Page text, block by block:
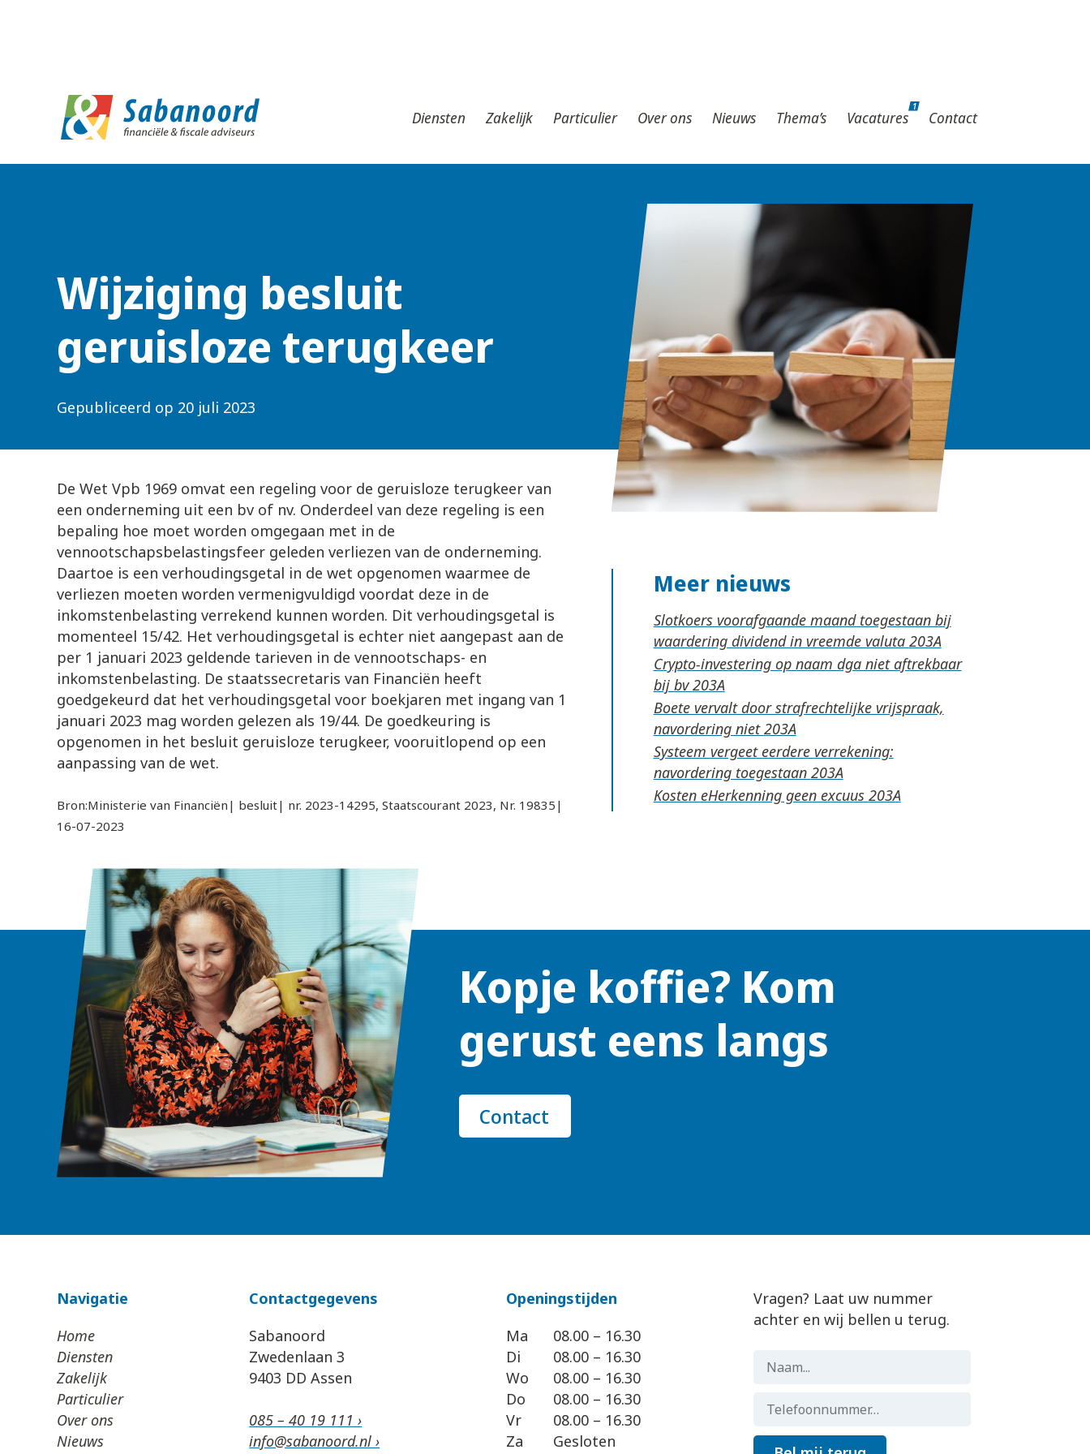
Diensten Zakelijk Particulier Over ons Nieuws Thema’s Vacatures
1
Contact
Wijziging besluit
geruisloze terugkeer
Gepubliceerd op 20 juli 2023
De Wet Vpb 1969 omvat een regeling voor de geruisloze terugkeer van
een onderneming uit een bv of nv. Onderdeel van deze regeling is een
bepaling hoe moet worden omgegaan met in de
vennootschapsbelastingsfeer geleden verliezen van de onderneming.
Daartoe is een verhoudingsgetal in de wet opgenomen waarmee de
verliezen moeten worden vermenigvuldigd voordat deze in de
inkomstenbelasting verrekend kunnen worden. Dit verhoudingsgetal is
momenteel 15/42. Het verhoudingsgetal is echter niet aangepast aan de
per 1 januari 2023 geldende tarieven in de vennootschaps- en
inkomstenbelasting. De staatssecretaris van Financiën heeft
goedgekeurd dat het verhoudingsgetal voor boekjaren met ingang van 1
januari 2023 mag worden gelezen als 19/44. De goedkeuring is
opgenomen in het besluit geruisloze terugkeer, vooruitlopend op een
aanpassing van de wet.
Bron:Ministerie van Financiën| besluit| nr. 2023-14295, Staatscourant 2023, Nr. 19835|
16-07-2023
Meer nieuws
Slotkoers voorafgaande maand toegestaan bij
waardering dividend in vreemde valuta
Crypto-investering op naam dga niet aftrekbaar
bij bv
Boete vervalt door strafrechtelijke vrijspraak,
navordering niet
Systeem vergeet eerdere verrekening:
navordering toegestaan
Kosten eHerkenning geen excuus
Kopje koffie? Kom
gerust eens langs
Contact
Navigatie
Home
Diensten
Zakelijk
Particulier
Over ons
Nieuws
Contactgegevens
Sabanoord
Zwedenlaan 3
9403 DD Assen
085 – 40 19 111 ›
info@sabanoord.nl ›
Openingstijden
Ma
Di
Wo
Do
Vr
Za
08.00 – 16.30
08.00 – 16.30
08.00 – 16.30
08.00 – 16.30
08.00 – 16.30
Gesloten
Vragen? Laat uw nummer
achter en wij bellen u terug.